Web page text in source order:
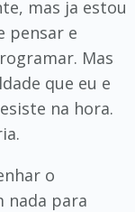
mas ja estou
pensar e
Mas
que eu e
na hora.
o
nada para